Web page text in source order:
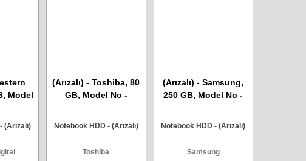
Model
(Arızalı)
(Arızalı) - Toshiba, 80
GB, Model No -
Harddisk
Notebook HDD - (Arızalı)
Toshiba
(Arızalı) - Samsung,
250 GB, Model No -
Harddisk
Notebook HDD - (Arızalı)
Samsung